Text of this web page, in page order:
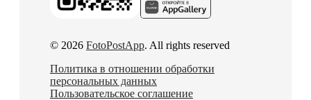
© 2026 FotoPostApp. All rights reserved
Политика в отношении обработки
персональных данных
Пользовательское соглашение